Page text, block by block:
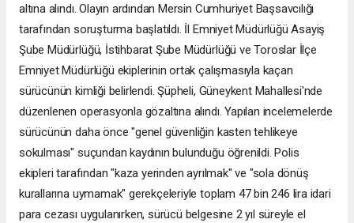
altına alındı. Olayın ardından Mersin Cumhuriyet Başsavcılığı
tarafından soruşturma başlatıldı. İl Emniyet Müdürlüğü Asayiş
Şube Müdürlüğü, İstihbarat Şube Müdürlüğü ve Toroslar İlçe
Emniyet Müdürlüğü ekiplerinin ortak çalışmasıyla kaçan
sürücünün kimliği belirlendi. Şüpheli, Güneykent Mahallesi'nde
düzenlenen operasyonla gözaltına alındı. Yapılan incelemelerde
sürücünün daha önce "genel güvenliğin kasten tehlikeye
sokulması" suçundan kaydının bulunduğu öğrenildi. Polis
ekipleri tarafından "kaza yerinden ayrılmak" ve "sola dönüş
kurallarına uymamak" gerekçeleriyle toplam 47 bin 246 lira idari
para cezası uygulanırken, sürücü belgesine 2 yıl süreyle el